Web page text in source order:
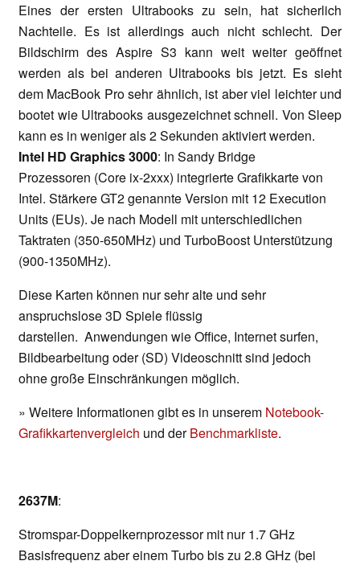
Eines der ersten Ultrabooks zu sein, hat sicherlich
Nachteile. Es ist allerdings auch nicht schlecht. Der
Bildschirm des Aspire S3 kann weit weiter geöffnet
werden als bei anderen Ultrabooks bis jetzt. Es sieht
dem MacBook Pro sehr ähnlich, ist aber viel leichter und
bootet wie Ultrabooks ausgezeichnet schnell. Von Sleep
kann es in weniger als 2 Sekunden aktiviert werden.
Intel HD Graphics 3000: In Sandy Bridge
Prozessoren (Core ix-2xxx) integrierte Grafikkarte von
Intel. Stärkere GT2 genannte Version mit 12 Execution
Units (EUs). Je nach Modell mit unterschiedlichen
Taktraten (350-650MHz) und TurboBoost Unterstützung
(900-1350MHz).
Diese Karten können nur sehr alte und sehr
anspruchslose 3D Spiele flüssig
darstellen. Anwendungen wie Office, Internet surfen,
Bildbearbeitung oder (SD) Videoschnitt sind jedoch
ohne große Einschränkungen möglich.
» Weitere Informationen gibt es in unserem Notebook-
Grafikkartenvergleich und derBenchmarkliste.
2637M:
Stromspar-Doppelkernprozessor mit nur 1.7 GHz
Basisfrequenz aber einem Turbo bis zu 2.8 GHz (bei